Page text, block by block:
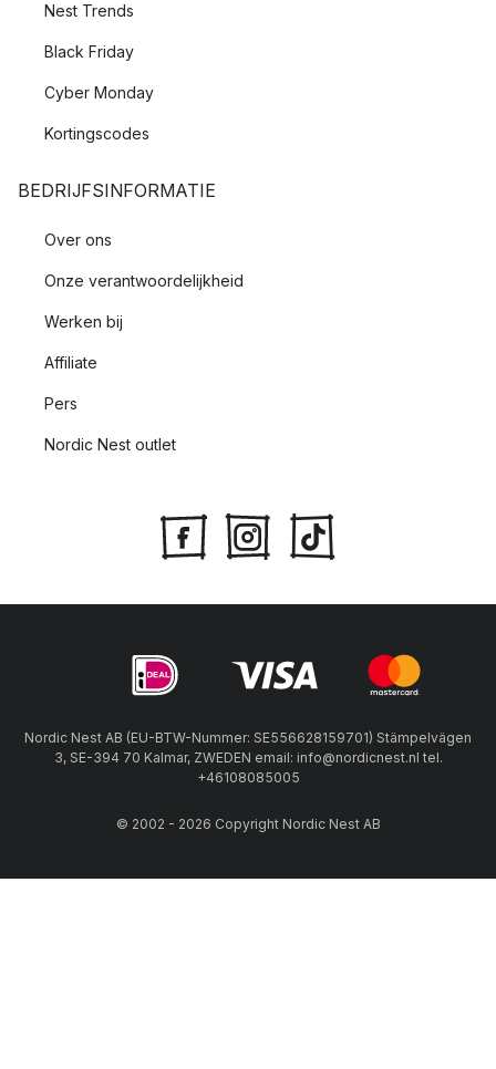
Nest Trends
Black Friday
Cyber Monday
Kortingscodes
BEDRIJFSINFORMATIE
Over ons
Onze verantwoordelijkheid
Werken bij
Affiliate
Pers
Nordic Nest outlet
Nordic Nest AB (EU-BTW-Nummer: SE556628159701) Stämpelvägen
3, SE-394 70 Kalmar, ZWEDEN email: info@nordicnest.nl tel.
+46108085005
© 2002 - 2026 Copyright Nordic Nest AB